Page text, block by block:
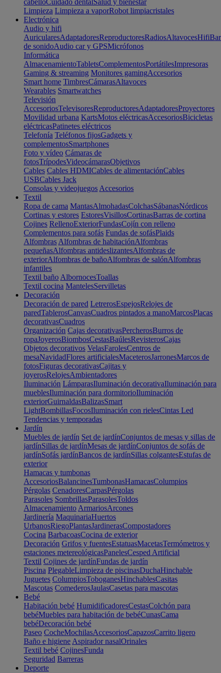
cabelloCuidado dentalSalud y bienestar
Limpieza Limpieza a vaporRobot limpiacristales
Electrónica
Audio y hifi
AuricularesAdaptadoresReproductoresRadiosAltavocesHifi
de sonidoAudio car y GPSMicrófonos
Informática
AlmacenamientoTabletsComplementosPortátilesImpresoras
Gaming & streaming Monitores gamingAccesorios
Smart home TimbresCámarasAltavoces
Wearables Smartwatches
Televisión
AccesoriosTelevisoresReproductoresAdaptadoresProyectores
Movilidad urbana KartsMotos eléctricasAccesoriosBicicletas
eléctricasPatinetes eléctricos
Telefonía Teléfonos fijosGadgets y
complementosSmartphones
Foto y vídeo Cámaras de
fotosTrípodesVideocámarasObjetivos
Cables Cables HDMICables de alimentaciónCables
USBCables Jack
Consolas y videojuegos Accesorios
Textil
Ropa de cama MantasAlmohadasColchasSábanasNórdicos
Cortinas y estores EstoresVisillosCortinasBarras de cortina
Cojines RellenoExteriorFundasCojín con relleno
Complementos para sofás Fundas de sofásPlaids
Alfombras Alfombras de habitaciónAlfombras
pequeñasAlfombras antideslizantesAlfombras de
exteriorAlfombras de bañoAlfombras de salónAlfombras
infantiles
Textil baño AlbornocesToallas
Textil cocina MantelesServilletas
Decoración
Decoración de pared LetrerosEspejosRelojes de
paredTablerosCanvasCuadros pintados a manoMarcosPlacas
decorativasCuadros
Organización Cajas decorativasPercherosBurros de
ropaJoyerosBiombosCestasBaúlesRevisterosCajas
Objetos decorativos VelasFarolesCentros de
mesaNavidadFlores artificialesMaceterosJarronesMarcos de
fotosFiguras decorativasCajitas y
joyerosRelojesAmbientadores
Iluminación LámparasIluminación decorativaIluminación para
mueblesIluminación para dormitorioIluminación
exteriorGuirnaldasBalizasSmart
LightBombillasFocosIluminación con rielesCintas Led
Tendencias y temporadas
Jardín
Muebles de jardín Set de jardínConjuntos de mesas y sillas de
jardínSillas de jardínMesas de jardínConjuntos de sofás de
jardínSofás jardínBancos de jardínSillas colgantesEstufas de
exterior
Hamacas y tumbonas
AccesoriosBalancinesTumbonasHamacasColumpios
Pérgolas CenadoresCarpasPérgolas
Parasoles SombrillasParasolesToldos
Almacenamiento ArmariosArcones
Jardinería MaquinariaHuertos
UrbanosRiegoPlantasJardinerasCompostadores
Cocina BarbacoasCocina de exterior
Decoración Grifos y fuentesEstatuasMacetasTermómetros y
estaciones metereológicasPanelesCesped Artificial
Textil Cojines de jardínFundas de jardín
Piscina PlegableLimpieza de piscinasDuchaHinchable
Juguetes ColumpiosToboganesHinchablesCasitas
Mascotas ComederosJaulasCasetas para mascotas
Bebé
Habitación bebé HumidificadoresCestasColchón para
bebéMuebles para habitación de bebéCunasCama
bebéDecoración bebé
Paseo CocheMochilasAccesoriosCapazosCarrito ligero
Baño e higiene Aspirador nasalOrinales
Textil bebé CojinesFunda
Seguridad Barreras
Deporte